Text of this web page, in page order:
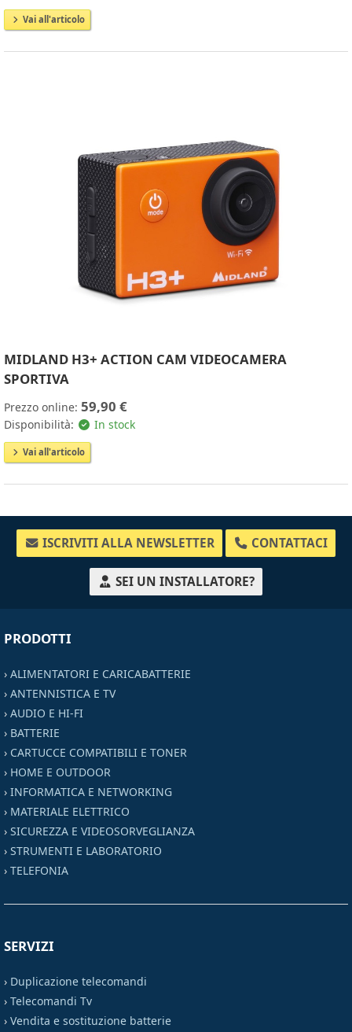
Vai all'articolo
MIDLAND H3+ ACTION CAM VIDEOCAMERA
SPORTIVA
Prezzo online: 59,90 €
Disponibilità: In stock
Vai all'articolo
ISCRIVITI ALLA NEWSLETTER CONTATTACI
SEI UN INSTALLATORE?
PRODOTTI
› ALIMENTATORI E CARICABATTERIE
› ANTENNISTICA E TV
› AUDIO E HI-FI
› BATTERIE
› CARTUCCE COMPATIBILI E TONER
› HOME E OUTDOOR
› INFORMATICA E NETWORKING
› MATERIALE ELETTRICO
› SICUREZZA E VIDEOSORVEGLIANZA
› STRUMENTI E LABORATORIO
› TELEFONIA
SERVIZI
› Duplicazione telecomandi
› Telecomandi Tv
› Vendita e sostituzione batterie